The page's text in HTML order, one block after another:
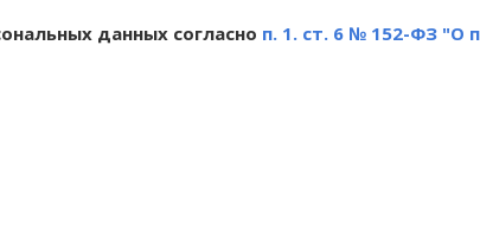
данных согласно п. 1. ст. 6 № 152-ФЗ "О